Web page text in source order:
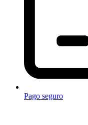
Pago seguro